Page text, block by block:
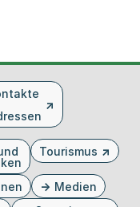
Tourismus
Medien